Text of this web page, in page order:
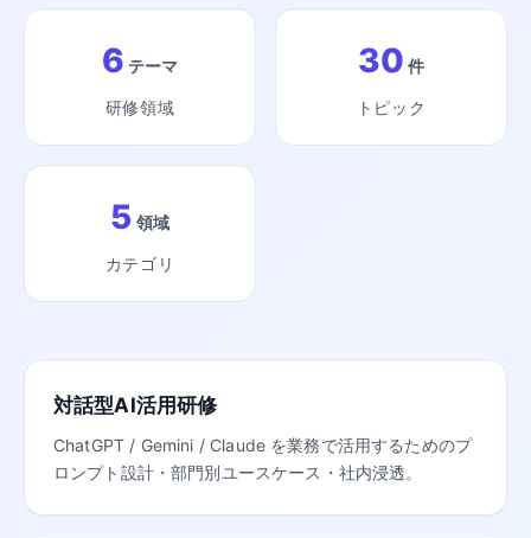
6 テーマ
研修領域
30 件
トピック
5 領域
カテゴリ
対話型AI活用研修
ChatGPT / Gemini / Claude を業務で活用するためのプ
ロンプト設計・部門別ユースケース・社内浸透。